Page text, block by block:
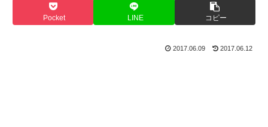
Pocket LINE コピー
2017.06.09 2017.06.12